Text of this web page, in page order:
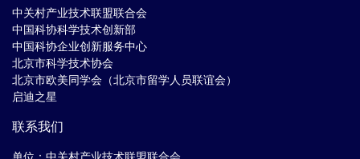
中关村产业技术联盟联合会
中国科协科学技术创新部
中国科协企业创新服务中心
北京市科学技术协会
北京市欧美同学会（北京市留学人员联谊会）
启迪之星
联系我们